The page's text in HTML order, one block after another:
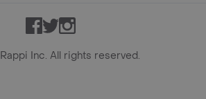
Facebook
TwitterInstagram
Rappi Inc. All rights reserved.